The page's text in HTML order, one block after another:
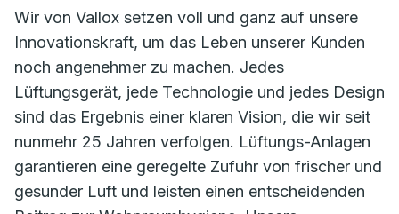
Wir von Vallox setzen voll und ganz auf unsere
Innovationskraft, um das Leben unserer Kunden
noch angenehmer zu machen. Jedes
Lüftungsgerät, jede Technologie und jedes Design
sind das Ergebnis einer klaren Vision, die wir seit
nunmehr 25 Jahren verfolgen. Lüftungs-Anlagen
garantieren eine geregelte Zufuhr von frischer und
gesunder Luft und leisten einen entscheidenden